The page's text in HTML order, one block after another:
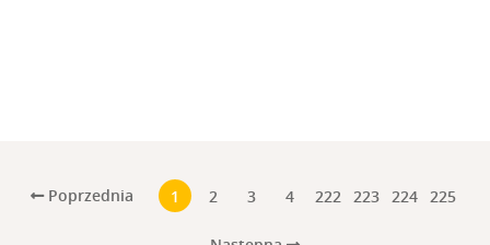
Poprzednia 1 2 3 4 222 223 224 225